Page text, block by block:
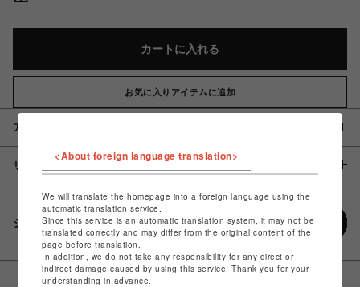
カートに入れる
お気に入りアイテムに追加
アイテム説明 / 素材
サイズ
シェアする
<About foreign language translation>
We will translate the homepage into a foreign language using the
automatic translation service.
Since this service is an automatic translation system, it may not be
translated correctly and may differ from the original content of the
page before translation.
In addition, we do not take any responsibility for any direct or
indirect damage caused by using this service. Thank you for your
understanding in advance.